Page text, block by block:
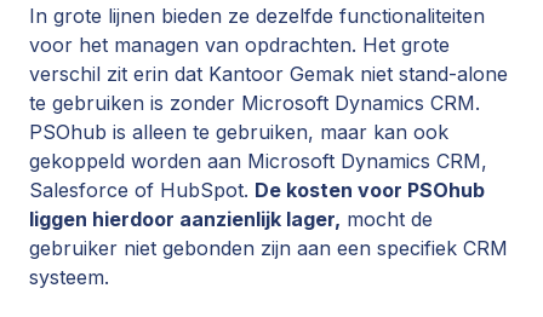
In grote lijnen bieden ze dezelfde functionaliteiten
voor het managen van opdrachten. Het grote
verschil zit erin dat Kantoor Gemak niet stand-alone
te gebruiken is zonder Microsoft Dynamics CRM.
PSOhub is alleen te gebruiken, maar kan ook
gekoppeld worden aan Microsoft Dynamics CRM,
Salesforce of HubSpot. De kosten voor PSOhub
liggen hierdoor aanzienlijk lager, mocht de
gebruiker niet gebonden zijn aan een specifiek CRM
systeem.